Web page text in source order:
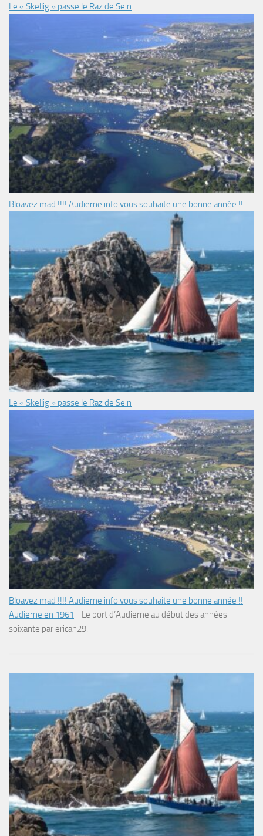
Le « Skellig » passe le Raz de Sein
Bloavez mad !!!! Audierne info vous souhaite une bonne année !!
Le « Skellig » passe le Raz de Sein
Bloavez mad !!!! Audierne info vous souhaite une bonne année !!
Audierne en 1961 - Le port d’Audierne au début des années
soixante par erican29.